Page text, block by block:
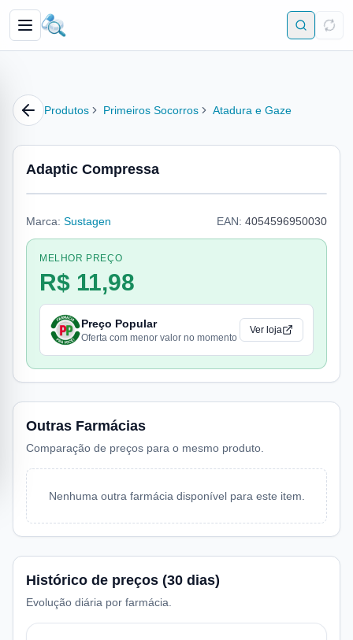
Produtos Primeiros Socorros Atadura e Gaze
Adaptic Compressa
Marca: Sustagen EAN: 4054596950030
MELHOR PREÇO
R$ 11,98
Preço Popular
Oferta com menor valor no momento
Ver loja
Outras Farmácias
Comparação de preços para o mesmo produto.
Nenhuma outra farmácia disponível para este item.
Histórico de preços (30 dias)
Evolução diária por farmácia.